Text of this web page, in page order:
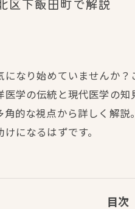
区下飯田町で解説
なり始めていませんか
学の伝統と現代医学の
的な視点から詳しく解
になるはずです。
目次